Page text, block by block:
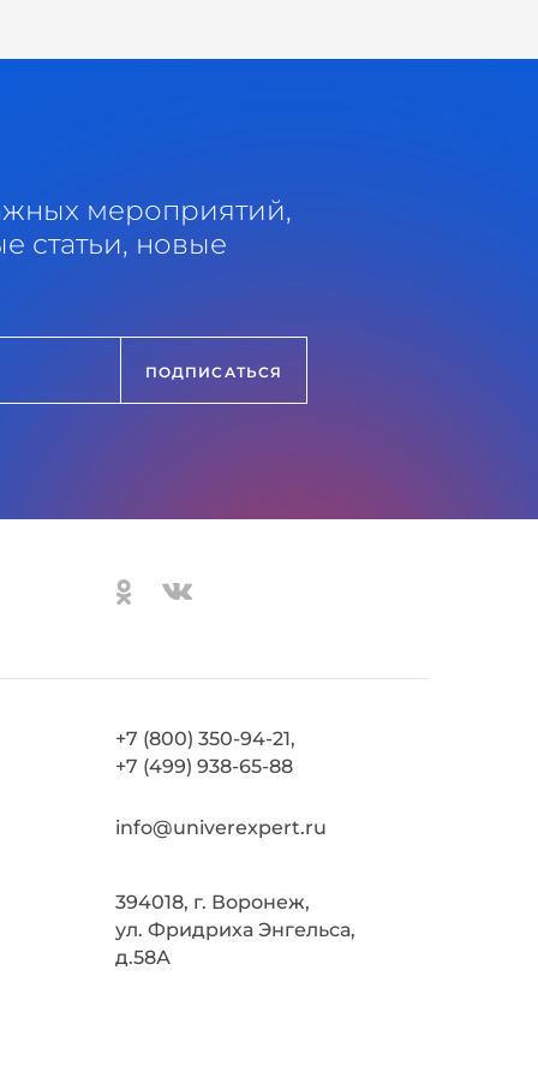
мероприятий,
статьи, новые
+7 (800) 350-94-21,
+7 (499) 938-65-88
info@univerexpert.ru
394018, г. Воронеж,
ул. Фридриха Энгельса,
д.58А